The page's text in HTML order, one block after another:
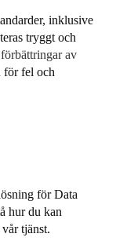
inklusive
tryggt och
av
för fel och
för Data
hur du kan
tjänst.